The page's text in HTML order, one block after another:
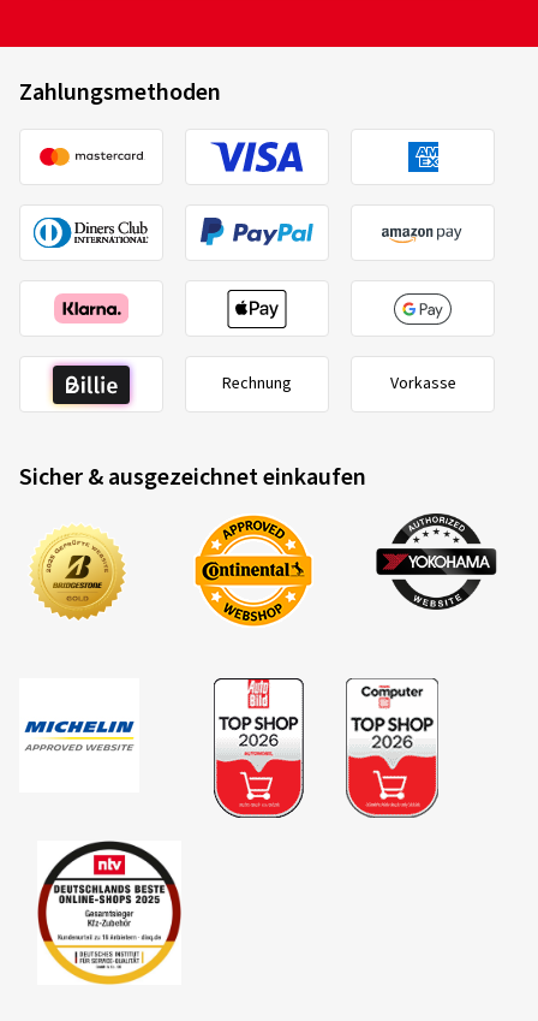
Zahlungsmethoden
Rechnung Vorkasse
Sicher & ausgezeichnet einkaufen